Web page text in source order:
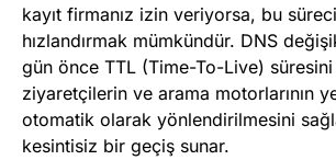
kayıt firmanız izin veriyorsa, bu
hızlandırmak mümkündür. DNS
gün önce TTL (Time-To-Live)
ziyaretçilerin ve arama motorlarının
otomatik olarak yönlendirilmesini
kesintisiz bir geçiş sunar.